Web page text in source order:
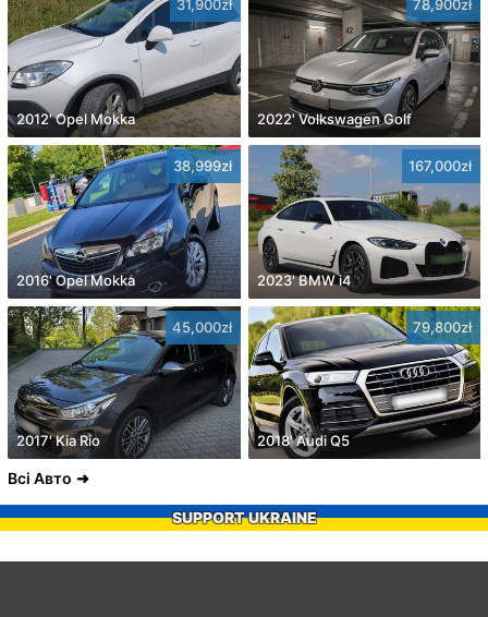
31,900zł
2012' Opel Mokka
78,900zł
2022' Volkswagen Golf
38,999zł
2016' Opel Mokka
167,000zł
2023' BMW i4
45,000zł
2017' Kia Rio
79,800zł
2018' Audi Q5
Всі Авто
SUPPORT UKRAINE